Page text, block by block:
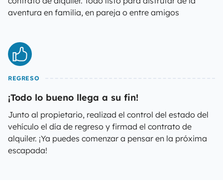
aventura en familia, en pareja o entre amigos
REGRESO
¡Todo lo bueno llega a su fin!
Junto al propietario, realizad el control del estado del
vehículo el día de regreso y firmad el contrato de
alquiler. ¡Ya puedes comenzar a pensar en la próxima
escapada!